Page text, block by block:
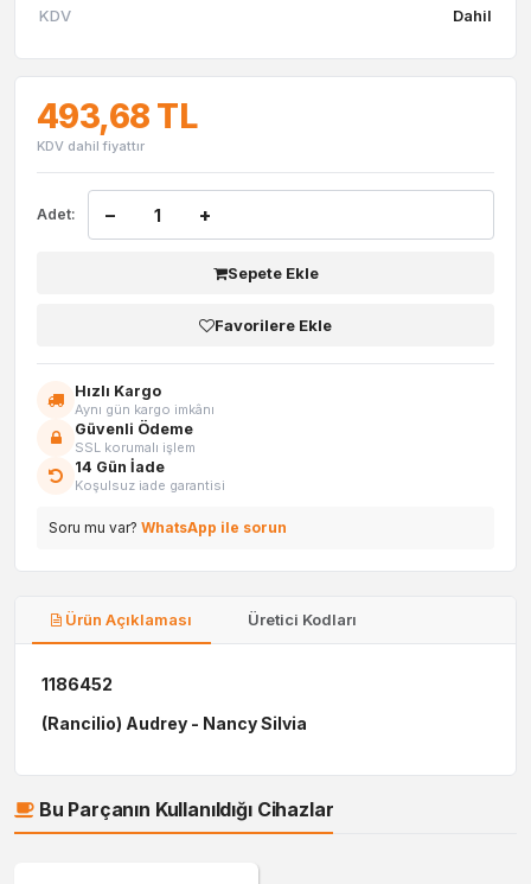
KDV Dahil
493,68 TL
KDV dahil fiyattır
Adet: − +
Sepete Ekle
Favorilere Ekle
Hızlı Kargo
Aynı gün kargo imkânı
Güvenli Ödeme
SSL korumalı işlem
14 Gün İade
Koşulsuz iade garantisi
Soru mu var? WhatsApp ile sorun
Ürün Açıklaması Üretici Kodları
1186452
(Rancilio) Audrey - Nancy Silvia
Bu Parçanın Kullanıldığı Cihazlar